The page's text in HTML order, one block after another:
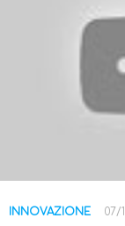
INNOVAZIONE 07/